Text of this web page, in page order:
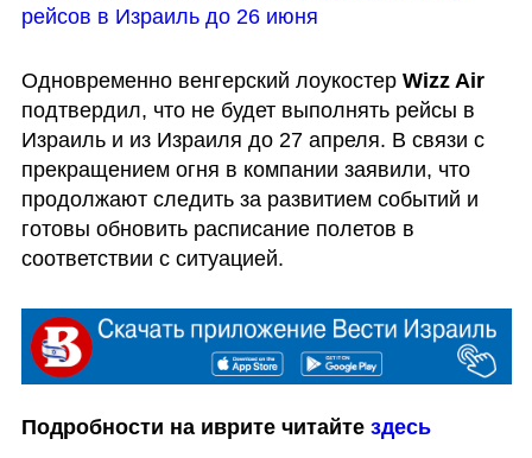
рейсов в Израиль до 26 июня
Одновременно венгерский лоукостер Wizz Air
подтвердил, что не будет выполнять рейсы в
Израиль и из Израиля до 27 апреля. В связи с
прекращением огня в компании заявили, что
продолжают следить за развитием событий и
готовы обновить расписание полетов в
соответствии с ситуацией.
Подробности на иврите читайте здесь